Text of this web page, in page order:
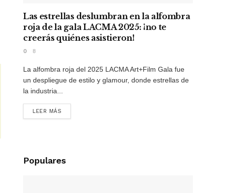
Las estrellas deslumbran en la alfombra
roja de la gala LACMA 2025: ¡no te
creerás quiénes asistieron!
0 8
La alfombra roja del 2025 LACMA Art+Film Gala fue
un despliegue de estilo y glamour, donde estrellas de
la industria...
LEER MÁS
Populares